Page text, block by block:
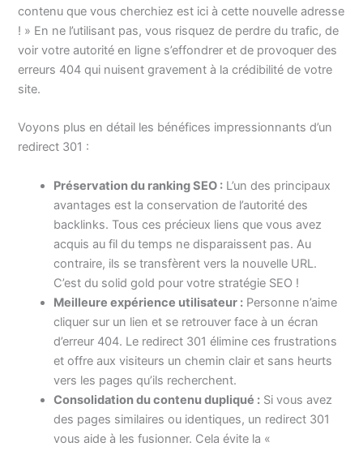
contenu que vous cherchiez est ici à cette nouvelle adresse
! » En ne l’utilisant pas, vous risquez de perdre du trafic, de
voir votre autorité en ligne s’effondrer et de provoquer des
erreurs 404 qui nuisent gravement à la crédibilité de votre
site.
Voyons plus en détail les bénéfices impressionnants d’un
redirect 301 :
Préservation du ranking SEO : L’un des principaux
avantages est la conservation de l’autorité des
backlinks. Tous ces précieux liens que vous avez
acquis au fil du temps ne disparaissent pas. Au
contraire, ils se transfèrent vers la nouvelle URL.
C’est du solid gold pour votre stratégie SEO !
Meilleure expérience utilisateur : Personne n’aime
cliquer sur un lien et se retrouver face à un écran
d’erreur 404. Le redirect 301 élimine ces frustrations
et offre aux visiteurs un chemin clair et sans heurts
vers les pages qu’ils recherchent.
Consolidation du contenu dupliqué : Si vous avez
des pages similaires ou identiques, un redirect 301
vous aide à les fusionner. Cela évite la «